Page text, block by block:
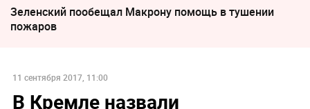
Зеленский пообещал Макрону помощь в тушении
пожаров
11 сентября 2017, 11:00
В Кремле назвали